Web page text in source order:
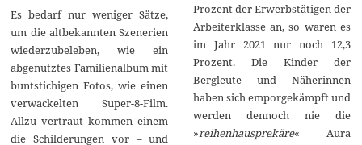
Es bedarf nur weniger Sätze,
um die altbekannten Szenerien
wiederzubeleben, wie ein
abgenutztes Familienalbum mit
buntstichigen Fotos, wie einen
verwackelten Super-8-Film.
Allzu vertraut kommen einem
die Schilderungen vor – und
Prozent der Erwerbstätigen der
Arbeiterklasse an, so waren es
im Jahr 2021 nur noch 12,3
Prozent. Die Kinder der
Bergleute und Näherinnen
haben sich emporgekämpft und
werden dennoch nie die
»reihenhausprekäre« Aura